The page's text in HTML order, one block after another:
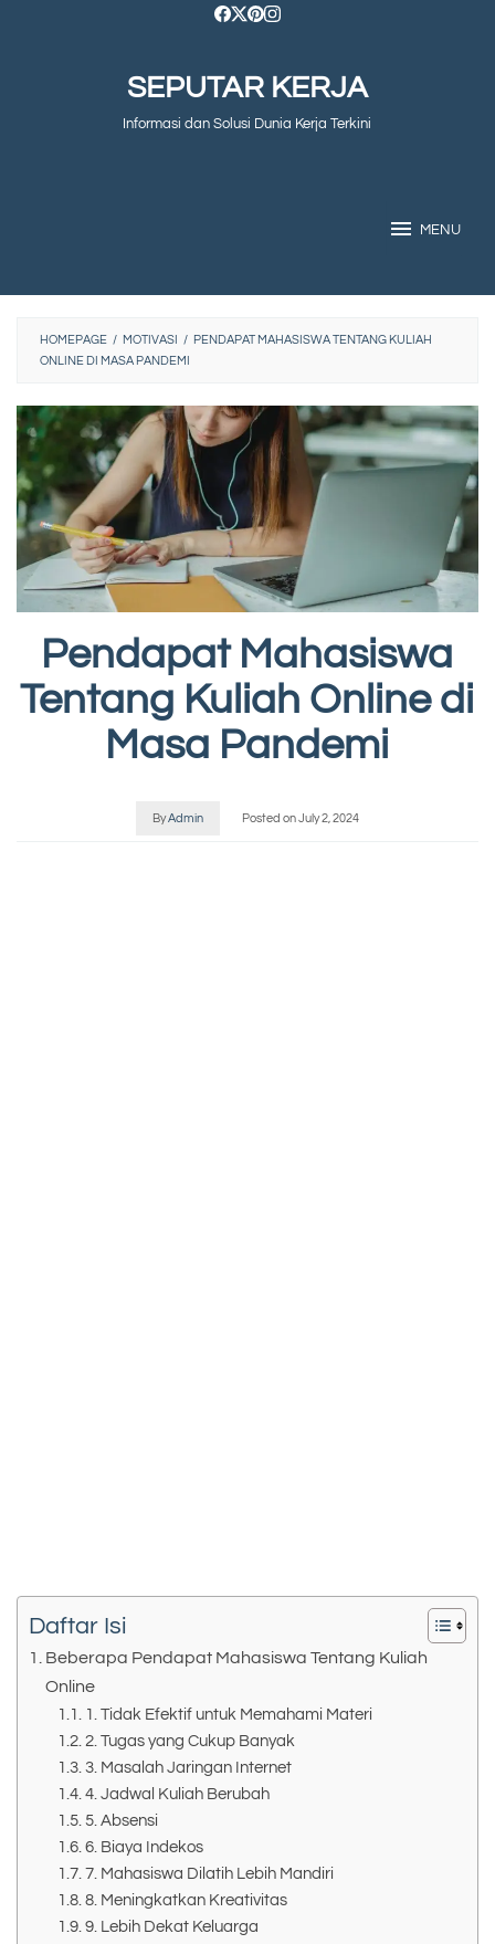
SEPUTAR KERJA
Informasi dan Solusi Dunia Kerja Terkini
MENU
HOMEPAGE / MOTIVASI / PENDAPAT MAHASISWA TENTANG KULIAH
ONLINE DI MASA PANDEMI
Pendapat Mahasiswa
Tentang Kuliah Online di
Masa Pandemi
ByAdmin Posted onJuly 2, 2024
Daftar Isi
Beberapa Pendapat Mahasiswa Tentang Kuliah
Online
1. Tidak Efektif untuk Memahami Materi
2. Tugas yang Cukup Banyak
3. Masalah Jaringan Internet
4. Jadwal Kuliah Berubah
5. Absensi
6. Biaya Indekos
7. Mahasiswa Dilatih Lebih Mandiri
8. Meningkatkan Kreativitas
9. Lebih Dekat Keluarga